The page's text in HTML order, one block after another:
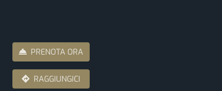
PRENOTA ORA
RAGGIUNGICI